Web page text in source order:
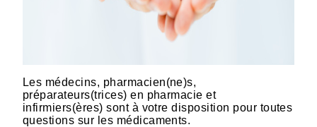
Les médecins, pharmacien(ne)s,
préparateurs(trices) en pharmacie et
infirmiers(ères) sont à votre disposition pour toutes
questions sur les médicaments.